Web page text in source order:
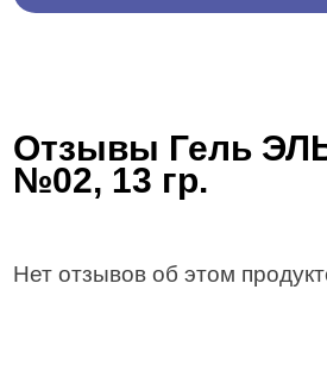
Отзывы Гель
№02, 13 гр.
Нет отзывов об этом